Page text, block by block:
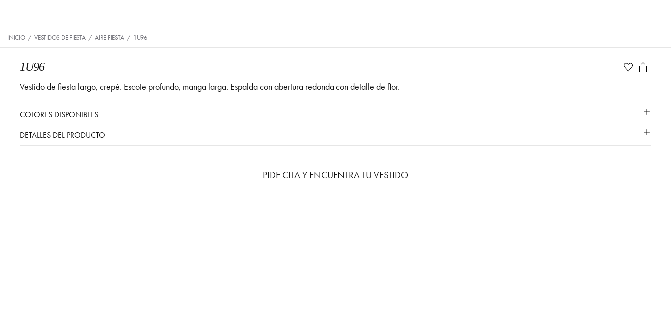
INICIO / VESTIDOS DE FIESTA / AIRE FIESTA / 1U96
1U96
Vestido de fiesta largo, crepé. Escote profundo, manga larga. Espalda con abertura redonda con detalle de flor.
COLORES DISPONIBLES
DETALLES DEL PRODUCTO
PIDE CITA Y ENCUENTRA TU VESTIDO